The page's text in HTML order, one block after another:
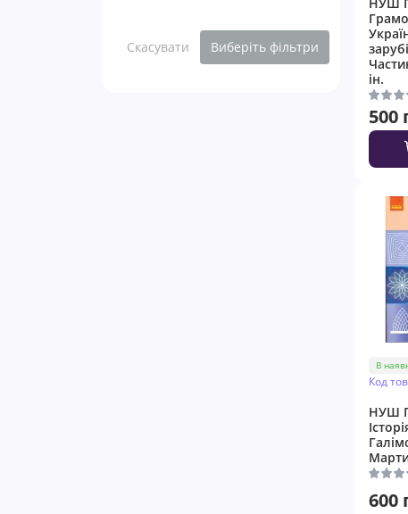
Скасувати Виберіть фільтри
ін.
500
В
Код
НУШ
600